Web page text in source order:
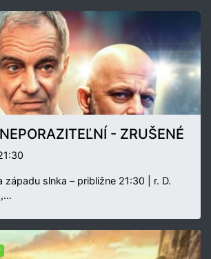
- ZRUŠENÉ
západu slnka – približne 21:30 | r. D.